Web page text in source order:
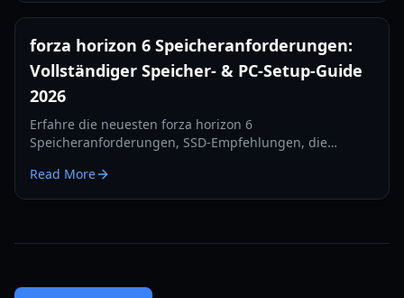
forza horizon 6 Speicheranforderungen:
Vollständiger Speicher- & PC-Setup-Guide
2026
Erfahre die neuesten forza horizon 6
Speicheranforderungen, SSD-Empfehlungen, die
oder Xbox-Speicher 2026 vorbereitest.
Read More